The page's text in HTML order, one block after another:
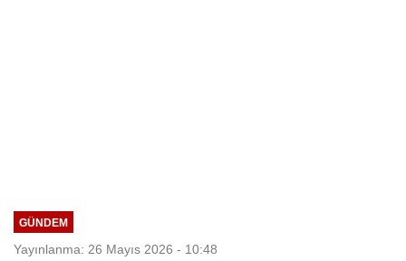
GÜNDEM
Yayınlanma: 26 Mayıs 2026 - 10:48